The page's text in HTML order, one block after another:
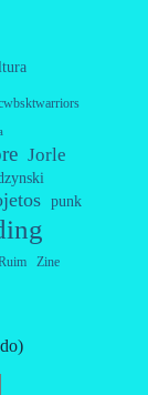
Jorle
punk
Zine